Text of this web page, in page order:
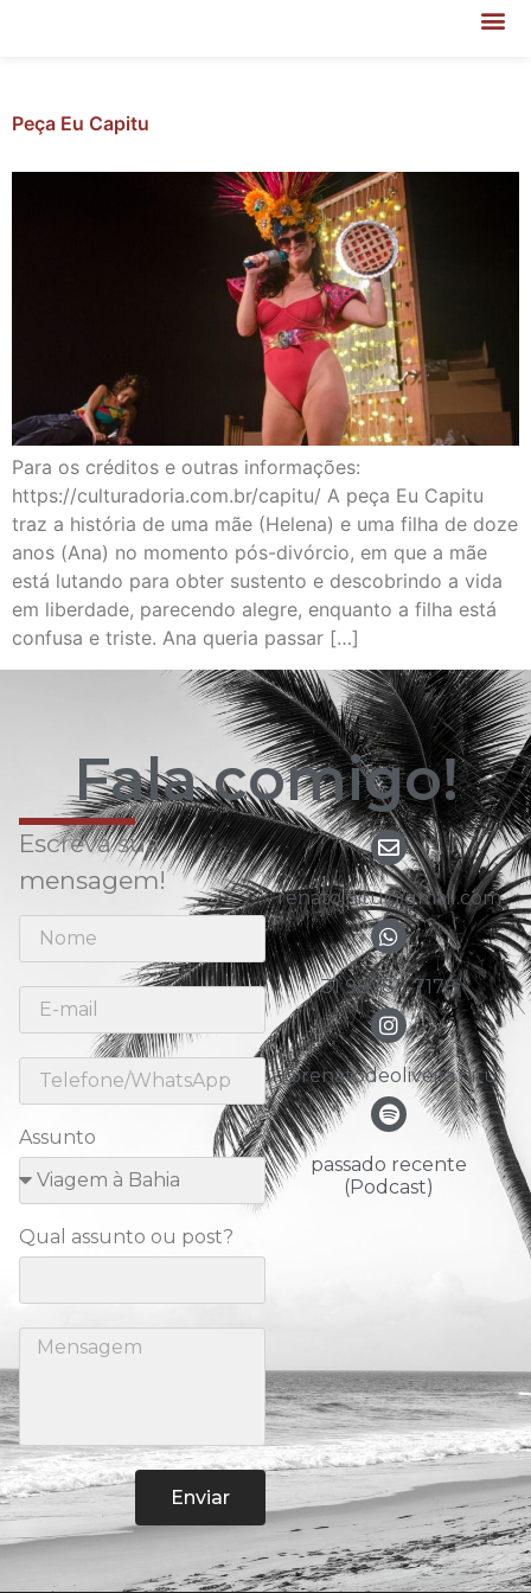
Peça Eu Capitu
Para os créditos e outras informações:
https://culturadoria.com.br/capitu/ A peça Eu Capitu
traz a história de uma mãe (Helena) e uma filha de doze
anos (Ana) no momento pós-divórcio, em que a mãe
está lutando para obter sustento e descobrindo a vida
em liberdade, parecendo alegre, enquanto a filha está
confusa e triste. Ana queria passar […]
Fala comigo!
Escreva sua
mensagem!
Assunto
Qual assunto ou post?
Enviar
renato.nitu@gmail.com
31 98783-7178
@renatodeoliveira.nitu
passado recente
(Podcast)